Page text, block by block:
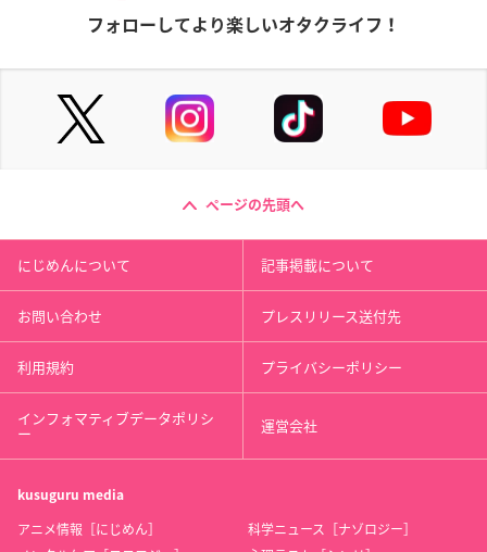
フォローしてより楽しいオタクライフ！
ページの先頭へ
にじめんについて 記事掲載について
お問い合わせ プレスリリース送付先
利用規約 プライバシーポリシー
インフォマティブデータポリシ
ー 運営会社
kusuguru media
アニメ情報［にじめん］
科学ニュース［ナゾロジー］